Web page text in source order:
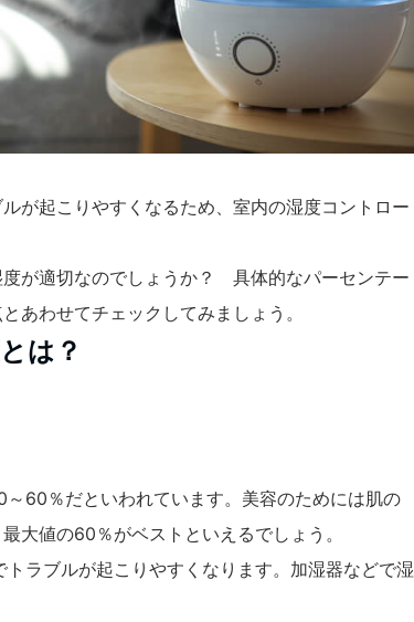
が起こりやすくなるため、室内の湿度コントロー
が適切なのでしょうか？ 具体的なパーセンテー
あわせてチェックしてみましょう。
は？
60％だといわれています。美容のためには肌の
大値の60％がベストといえるでしょう。
ラブルが起こりやすくなります。加湿器などで湿